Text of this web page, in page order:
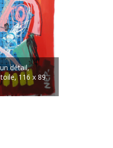
détail,
116 x 89